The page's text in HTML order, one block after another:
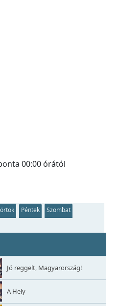
00:00 órától
Péntek
Szombat
Jó reggelt, Magyarország!
A Hely